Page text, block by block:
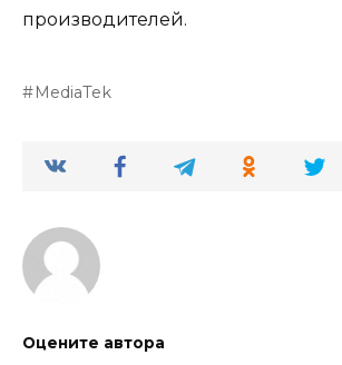
производителей.
MediaTek
Оцените автора